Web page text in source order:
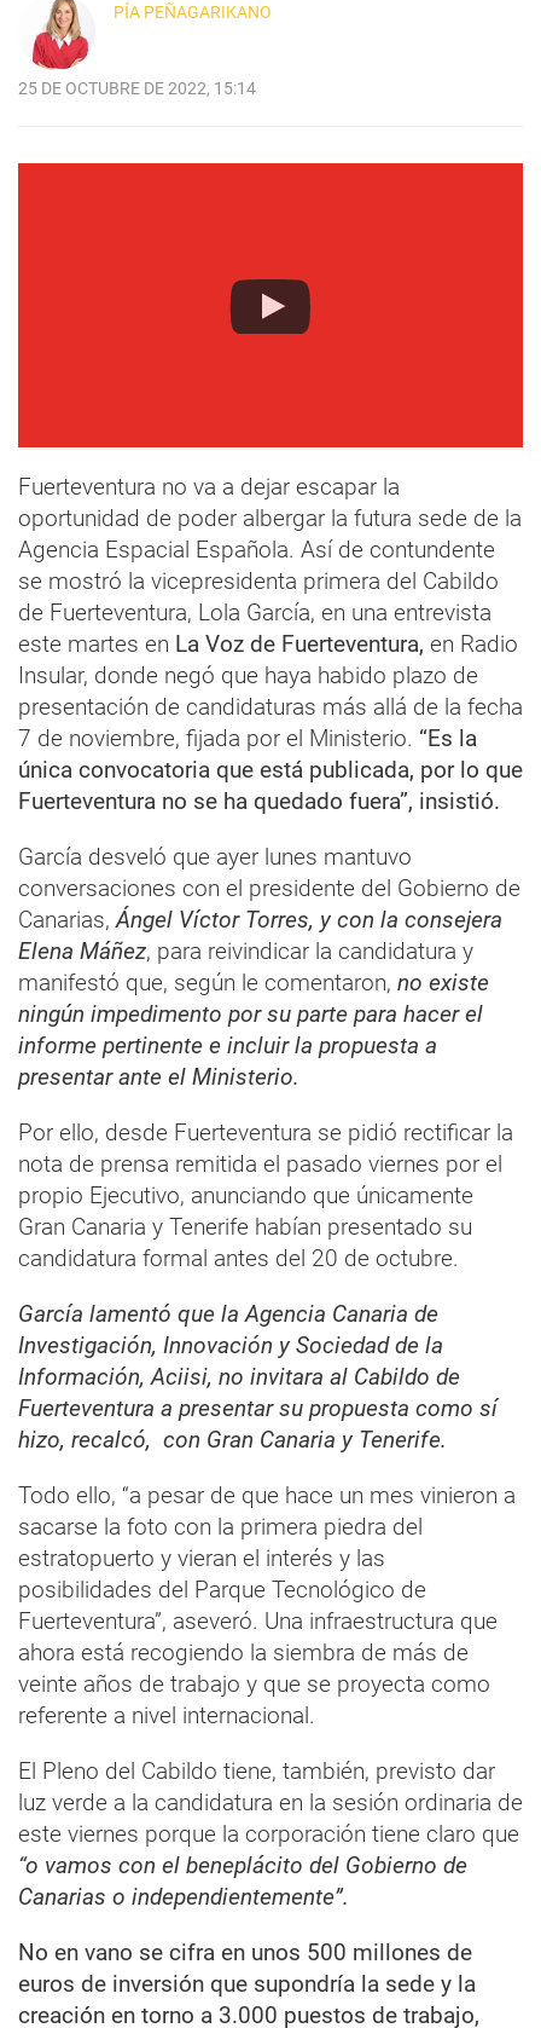
PÍA PEÑAGARIKANO
25 DE OCTUBRE DE 2022, 15:14
Fuerteventura no va a dejar escapar la
oportunidad de poder albergar la futura sede de la
Agencia Espacial Española. Así de contundente
se mostró la vicepresidenta primera del Cabildo
de Fuerteventura, Lola García, en una entrevista
este martes en La Voz de Fuerteventura, en Radio
Insular, donde negó que haya habido plazo de
presentación de candidaturas más allá de la fecha
7 de noviembre, fijada por el Ministerio. “Es la
única convocatoria que está publicada, por lo que
Fuerteventura no se ha quedado fuera”, insistió.
García desveló que ayer lunes mantuvo
conversaciones con el presidente del Gobierno de
Canarias,Ángel Víctor Torres, y con la consejera
Elena Máñez, para reivindicar la candidatura y
manifestó que, según le comentaron, no existe
ningún impedimento por su parte para hacer el
informe pertinente e incluir la propuesta a
presentar ante el Ministerio.
Por ello, desde Fuerteventura se pidió rectificar la
nota de prensa remitida el pasado viernes por el
propio Ejecutivo, anunciando que únicamente
Gran Canaria y Tenerife habían presentado su
candidatura formal antes del 20 de octubre.
García lamentó que la Agencia Canaria de
Investigación, Innovación y Sociedad de la
Información, Aciisi, no invitara al Cabildo de
Fuerteventura a presentar su propuesta como sí
hizo, recalcó, con Gran Canaria y Tenerife.
Todo ello, “a pesar de que hace un mes vinieron a
sacarse la foto con la primera piedra del
estratopuerto y vieran el interés y las
posibilidades del Parque Tecnológico de
Fuerteventura”, aseveró. Una infraestructura que
ahora está recogiendo la siembra de más de
veinte años de trabajo y que se proyecta como
referente a nivel internacional.
El Pleno del Cabildo tiene, también, previsto dar
luz verde a la candidatura en la sesión ordinaria de
este viernes porque la corporación tiene claro que
“o vamos con el beneplácito del Gobierno de
Canarias o independientemente”.
No en vano se cifra en unos 500 millones de
euros de inversión que supondría la sede y la
creación en torno a 3.000 puestos de trabajo,